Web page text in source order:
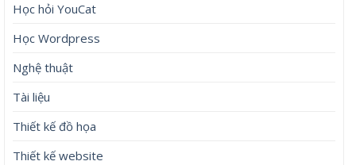
Học hỏi YouCat
Học Wordpress
Nghệ thuật
Tài liệu
Thiết kế đồ họa
Thiết kế website